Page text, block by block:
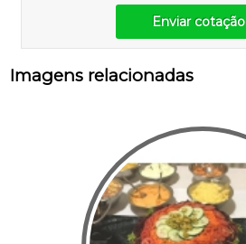
Enviar cotação
Imagens relacionadas